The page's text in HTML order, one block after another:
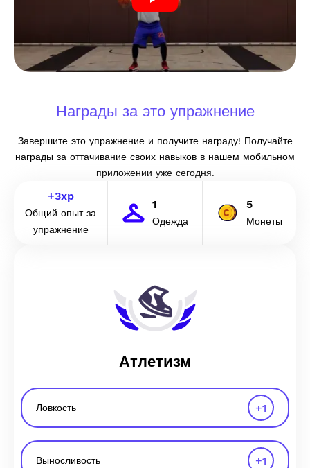
Награды за это упражнение
Завершите это упражнение и получите награду! Получайте
награды за оттачивание своих навыков в нашем мобильном
приложении уже сегодня.
+3xp
Общий опыт за
упражнение
1
Одежда
5
Монеты
Атлетизм
Ловкость +1
Выносливость +1